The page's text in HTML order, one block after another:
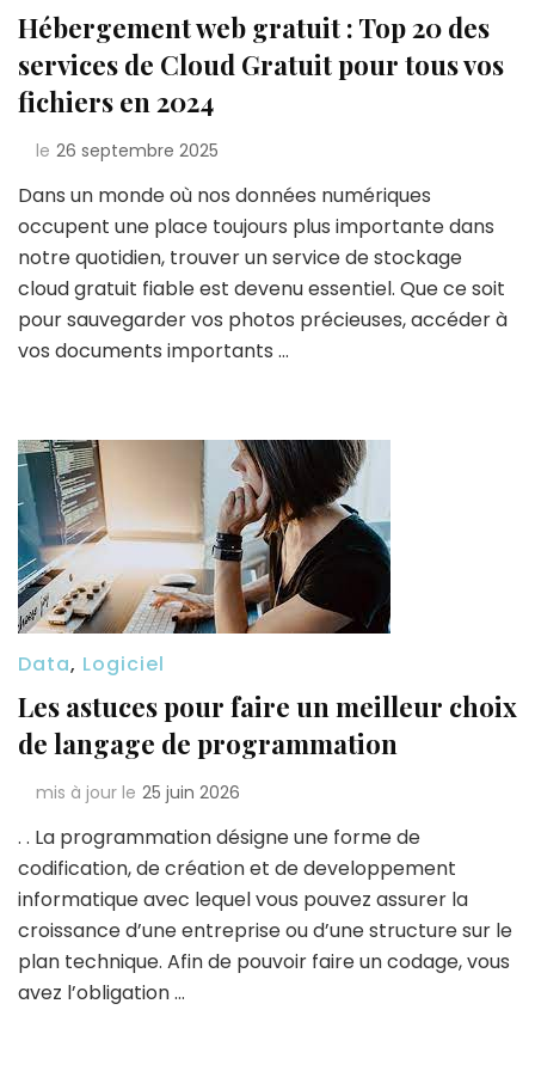
Hébergement web gratuit : Top 20 des
services de Cloud Gratuit pour tous vos
fichiers en 2024
le 26 septembre 2025
Dans un monde où nos données numériques
occupent une place toujours plus importante dans
notre quotidien, trouver un service de stockage
cloud gratuit fiable est devenu essentiel. Que ce soit
pour sauvegarder vos photos précieuses, accéder à
vos documents importants …
Data, Logiciel
Les astuces pour faire un meilleur choix
de langage de programmation
mis à jour le 25 juin 2026
. . La programmation désigne une forme de
codification, de création et de developpement
informatique avec lequel vous pouvez assurer la
croissance d’une entreprise ou d’une structure sur le
plan technique. Afin de pouvoir faire un codage, vous
avez l’obligation …